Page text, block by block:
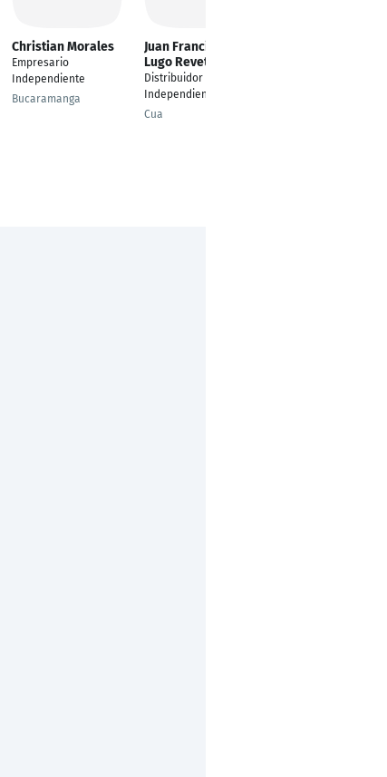
Christian Morales
Empresario
Independiente
Bucaramanga
Juan Francisco
Lugo Revette
Distribuidor
Independiente
Cua